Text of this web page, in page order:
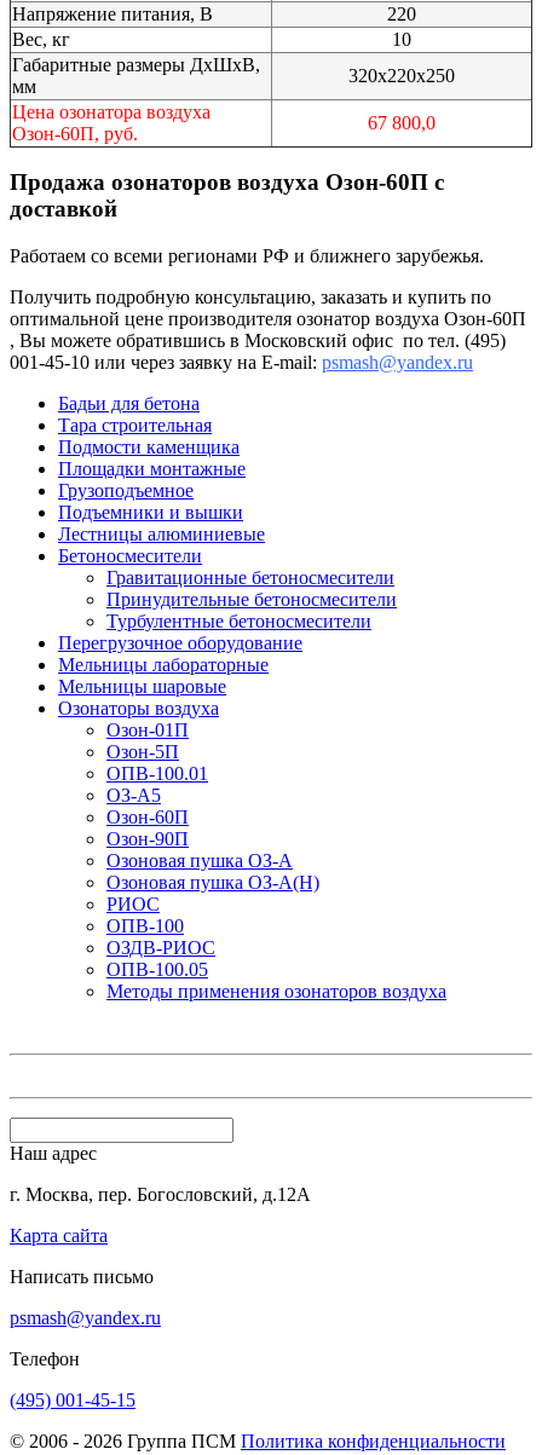
Напряжение питания, В
220
Вес, кг
10
Габаритные размеры ДхШхВ,
мм
320х220х250
Цена озонатора воздуха
Озон-60П, руб.
67 800,0
Продажа озонаторов воздуха Озон-60П с
доставкой
Работаем со всеми регионами РФ и ближнего зарубежья.
Получить подробную консультацию, заказать и купить по
оптимальной цене производителя озонатор воздуха Озон-60П
, Вы можете обратившись в Московский офис по тел. (495)
001-45-10 или через заявку на E-mail: psmash@yandex.ru
Бадьи для бетона
Тара строительная
Подмости каменщика
Площадки монтажные
Грузоподъемное
Подъемники и вышки
Лестницы алюминиевые
Бетоносмесители
Гравитационные бетоносмесители
Принудительные бетоносмесители
Турбулентные бетоносмесители
Перегрузочное оборудование
Мельницы лабораторные
Мельницы шаровые
Озонаторы воздуха
Озон-01П
Озон-5П
ОПВ-100.01
ОЗ-А5
Озон-60П
Озон-90П
Озоновая пушка ОЗ-А
Озоновая пушка ОЗ-А(Н)
РИОС
ОПВ-100
ОЗДВ-РИОС
ОПВ-100.05
Методы применения озонаторов воздуха
Наш адрес
г. Москва, пер. Богословский, д.12А
Карта сайта
Написать письмо
psmash@yandex.ru
Телефон
(495) 001-45-15
© 2006 - 2026 Группа ПСМ Политика конфиденциальности